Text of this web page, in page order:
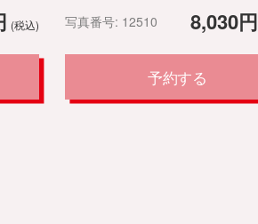
(税込) 8,030円
写真番号: 12510
予約する